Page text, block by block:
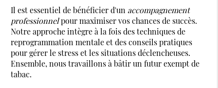
Il est essentiel de bénéficier d'un accompagnement
professionnelpour maximiser vos chances de succès.
Notre approche intègre à la fois des techniques de
reprogrammation mentale et des conseils pratiques
pour gérer le stress et les situations déclencheuses.
Ensemble, nous travaillons à bâtir un futur exempt de
tabac.